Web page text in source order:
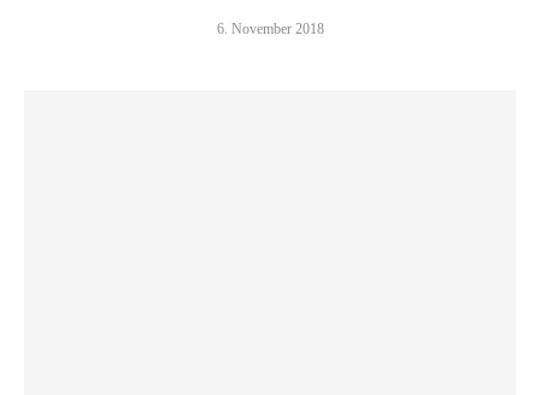
6. November 2018